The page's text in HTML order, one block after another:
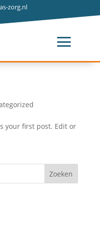
zorg.nl
your first post. Edit or
Zoeken